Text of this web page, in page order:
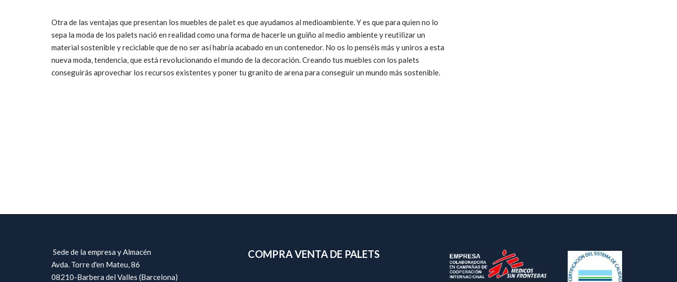
Otra de las ventajas que presentan los muebles de palet es que ayudamos al medioambiente. Y es que para quien no lo
sepa la moda de los palets nació en realidad como una forma de hacerle un guiño al medio ambiente y reutilizar un
material sostenible y reciclable que de no ser así habría acabado en un contenedor. No os lo penséis más y uniros a esta
nueva moda, tendencia, que está revolucionando el mundo de la decoración. Creando tus muebles con los palets
conseguirás aprovechar los recursos existentes y poner tu granito de arena para conseguir un mundo más sostenible.
Sede de la empresa y Almacén
Avda. Torre d'en Mateu, 86
08210-Barbera del Valles (Barcelona)
COMPRA VENTA DE PALETS